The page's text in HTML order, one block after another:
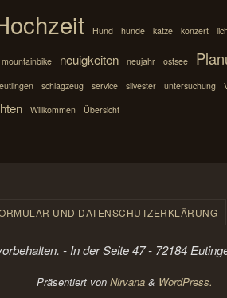
Hund hunde katze konzert
mountainbike neuigkeiten neujahr ostsee
schlagzeug service silvester untersuchung
Willkommen Übersicht
UND DATENSCHUTZERKLÄRUNG
- In der Seite 47 - 72184
Präsentiert von Nirvana& WordPress.